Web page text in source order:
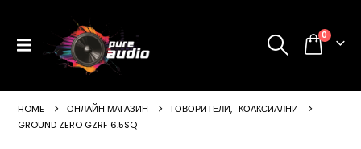
0
HOME ОНЛАЙН МАГАЗИН ГОВОРИТЕЛИ, КОАКСИАЛНИ
GROUND ZERO GZRF 6.5SQ